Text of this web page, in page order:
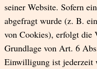
seiner Website. Sofern
abgefragt wurde (z. B.
von Cookies), erfolgt die
Grundlage von Art. 6
Einwilligung ist jederzeit